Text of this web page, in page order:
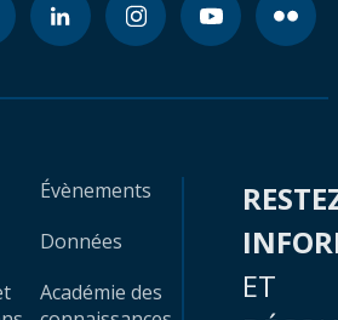
Évènements
Données
Académie des
ET